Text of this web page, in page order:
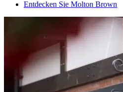
Entdecken Sie Molton Brown